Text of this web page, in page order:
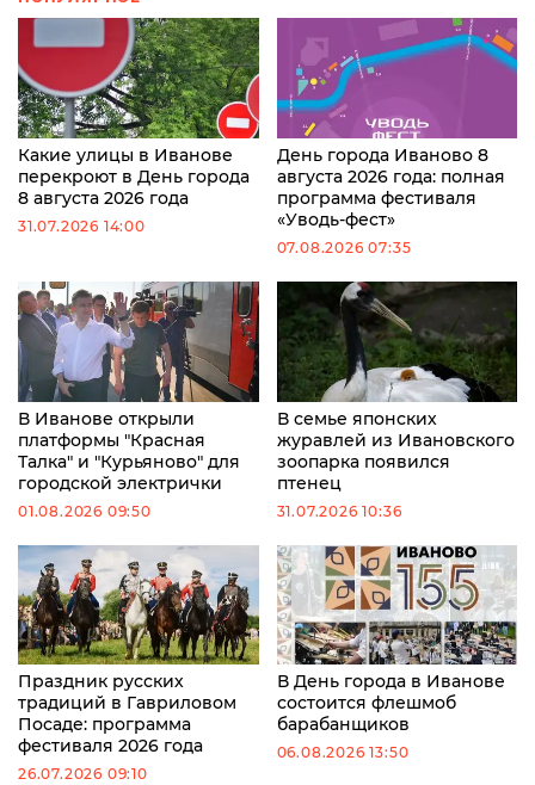
Какие улицы в Иванове
перекроют в День города
8 августа 2026 года
31.07.2026 14:00
День города Иваново 8
августа 2026 года: полная
программа фестиваля
«Уводь-фест»
07.08.2026 07:35
В Иванове открыли
платформы "Красная
Талка" и "Курьяново" для
городской электрички
01.08.2026 09:50
В семье японских
журавлей из Ивановского
зоопарка появился
птенец
31.07.2026 10:36
Праздник русских
традиций в Гавриловом
Посаде: программа
фестиваля 2026 года
26.07.2026 09:10
В День города в Иванове
состоится флешмоб
барабанщиков
06.08.2026 13:50